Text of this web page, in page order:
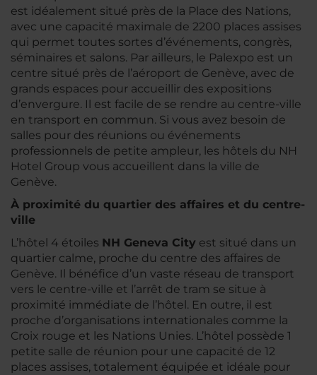
est idéalement situé près de la Place des Nations,
avec une capacité maximale de 2200 places assises
qui permet toutes sortes d’événements, congrès,
séminaires et salons. Par ailleurs, le Palexpo est un
centre situé près de l’aéroport de Genève, avec de
grands espaces pour accueillir des expositions
d’envergure. Il est facile de se rendre au centre-ville
en transport en commun. Si vous avez besoin de
salles pour des réunions ou événements
professionnels de petite ampleur, les hôtels du NH
Hotel Group vous accueillent dans la ville de
Genève.
À proximité du quartier des affaires et du centre-
ville
L’hôtel 4 étoiles NH Geneva City est situé dans un
quartier calme, proche du centre des affaires de
Genève. Il bénéfice d’un vaste réseau de transport
vers le centre-ville et l’arrêt de tram se situe à
proximité immédiate de l’hôtel. En outre, il est
proche d’organisations internationales comme la
Croix rouge et les Nations Unies. L’hôtel possède 1
petite salle de réunion pour une capacité de 12
places assises, totalement équipée et idéale pour